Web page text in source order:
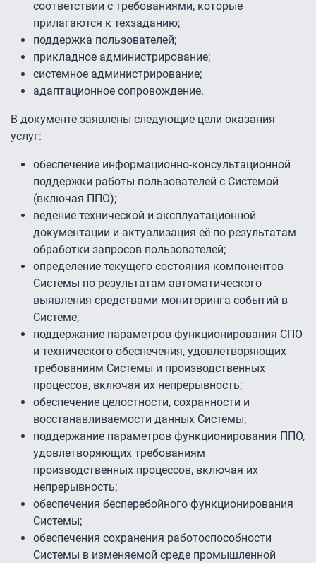
соответствии с требованиями, которые
прилагаются к техзаданию;
поддержка пользователей;
прикладное администрирование;
системное администрирование;
адаптационное сопровождение.
В документе заявлены следующие цели оказания
услуг:
обеспечение информационно-консультационной
поддержки работы пользователей с Системой
(включая ППО);
ведение технической и эксплуатационной
документации и актуализация её по результатам
обработки запросов пользователей;
определение текущего состояния компонентов
Системы по результатам автоматического
выявления средствами мониторинга событий в
Системе;
поддержание параметров функционирования СПО
и технического обеспечения, удовлетворяющих
требованиям Системы и производственных
процессов, включая их непрерывность;
обеспечение целостности, сохранности и
восстанавливаемости данных Системы;
поддержание параметров функционирования ППО,
удовлетворяющих требованиям
производственных процессов, включая их
непрерывность;
обеспечения бесперебойного функционирования
Системы;
обеспечения сохранения работоспособности
Системы в изменяемой среде промышленной